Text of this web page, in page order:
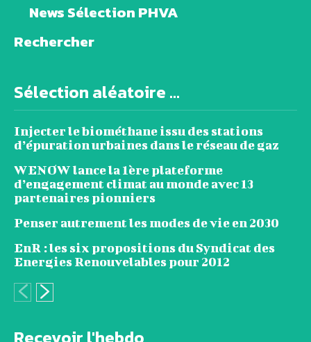
News Sélection PHVA
Rechercher
Sélection aléatoire ...
Injecter le biométhane issu des stations
d’épuration urbaines dans le réseau de gaz
WENOW lance la 1ère plateforme
d’engagement climat au monde avec 13
partenaires pionniers
Penser autrement les modes de vie en 2030
EnR : les six propositions du Syndicat des
Energies Renouvelables pour 2012